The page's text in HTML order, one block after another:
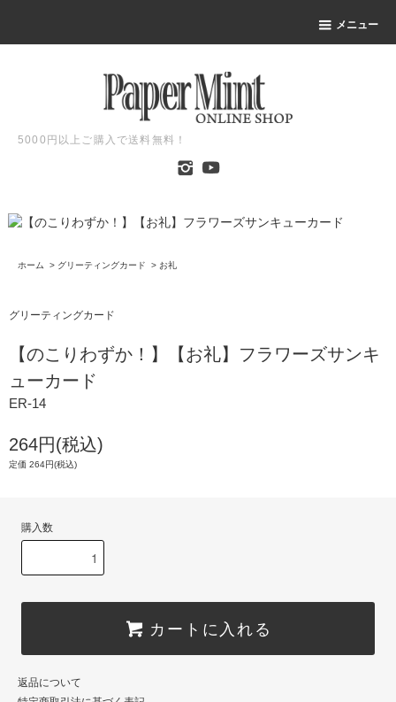
メニュー
5000円以上ご購入で送料無料！
ホーム > グリーティングカード > お礼
グリーティングカード
【のこりわずか！】【お礼】フラワーズサンキ
ューカード
ER-14
264円(税込)
定価 264円(税込)
購入数
カートに入れる
返品について